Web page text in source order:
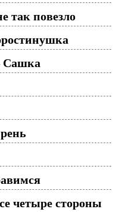
так повезло
Сашка
четыре стороны